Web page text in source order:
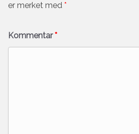
er merket med *
Kommentar*